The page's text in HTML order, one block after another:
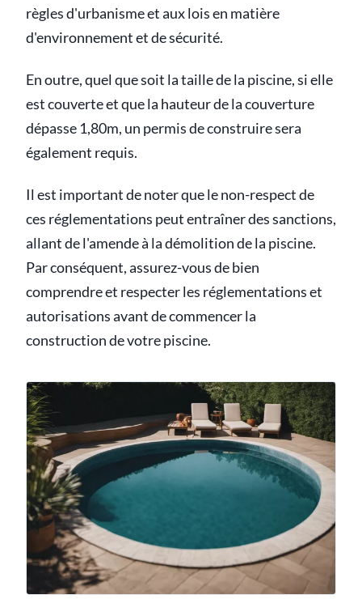
règles d'urbanisme et aux lois en matière
d'environnement et de sécurité.
En outre, quel que soit la taille de la piscine, si elle
est couverte et que la hauteur de la couverture
dépasse 1,80m, un permis de construire sera
également requis.
Il est important de noter que le non-respect de
ces réglementations peut entraîner des sanctions,
allant de l'amende à la démolition de la piscine.
Par conséquent, assurez-vous de bien
comprendre et respecter les réglementations et
autorisations avant de commencer la
construction de votre piscine.